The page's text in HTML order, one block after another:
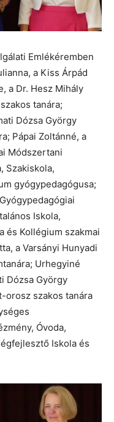
Emlékéremben
a Kiss Árpád
a Dr. Hesz Mihály
tanára;
Dózsa György
Pápai Zoltánné, a
Módszertani
Szakiskola,
gyógypedagógusa;
Iskola,
és Kollégium szakmai
a Varsányi Hunyadi
Urhegyiné
Dózsa György
orosz szakos tanára
Óvoda,
Iskola és